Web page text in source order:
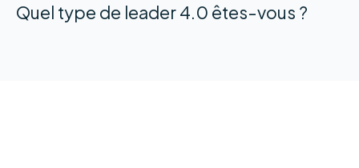
Quel type de leader 4.0 êtes-vous ?